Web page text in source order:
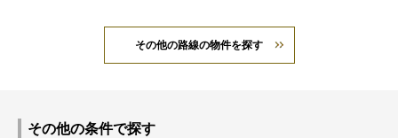
その他の路線の物件を探す
その他の条件で探す